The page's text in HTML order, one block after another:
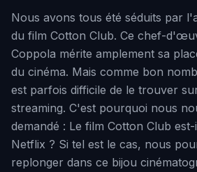
Nous avons tous été séduits par
du film Cotton Club. Ce chef-
Coppola mérite amplement sa
du cinéma. Mais comme bon
est parfois difficile de le trouver
streaming. C'est pourquoi nous
demandé : Le film Cotton Club
Netflix ? Si tel est le cas, nous
replonger dans ce bijou